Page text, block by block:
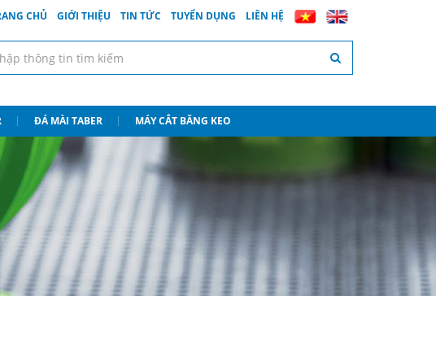
CHỦ GIỚI THIỆU TIN TỨC TUYỂN DỤNG LIÊN HỆ
ĐÁ MÀI TABER MÁY CẮT BĂNG KEO